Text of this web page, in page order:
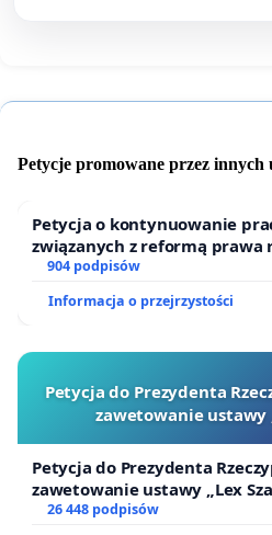
Petycje promowane przez
Petycja o kontynuowanie
związanych z reformą prawa
904 podpisów
Informacja o przejrzystości
Petycja do Prezydenta
zawetowanie ustawy
Petycja do Prezydenta
zawetowanie ustawy „Lex
26 448 podpisów